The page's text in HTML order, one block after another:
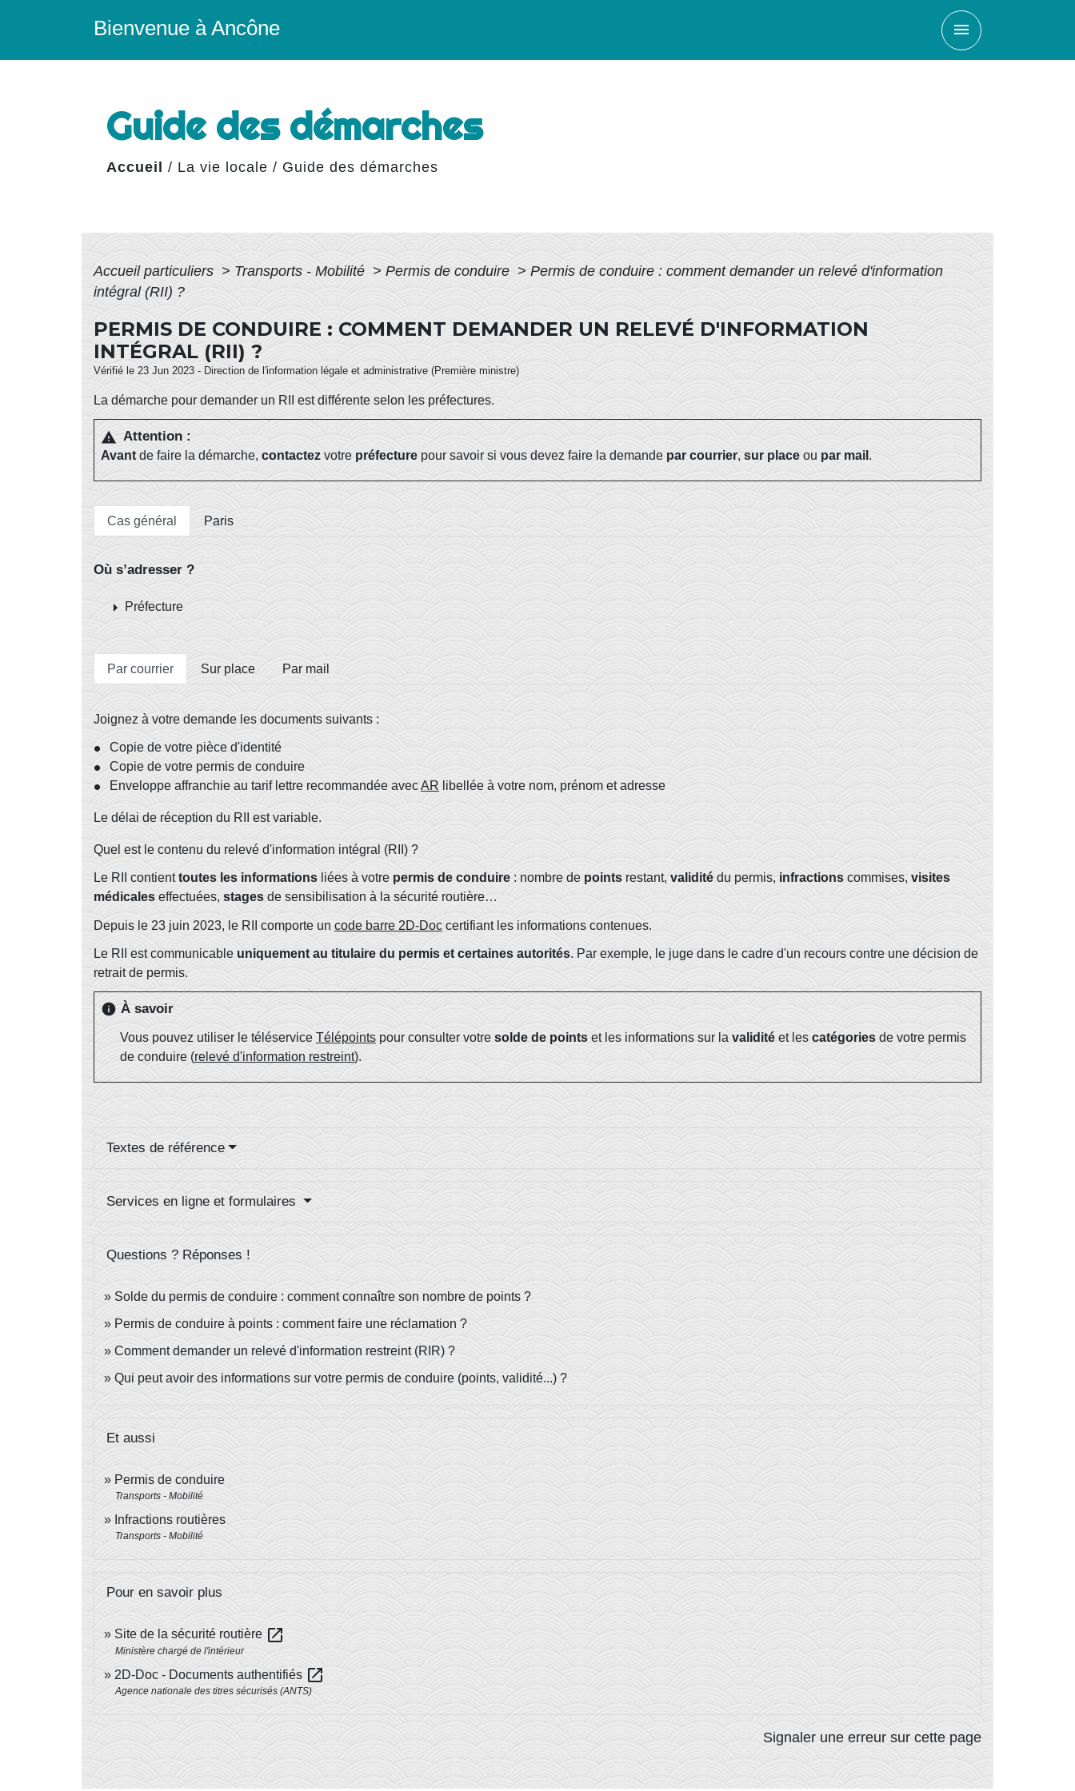
Bienvenue à Ancône menu
Guide des démarches
Accueil / La vie locale / Guide des démarches
Accueil particuliers > Transports - Mobilité > Permis de conduire > Permis de conduire : comment demander un relevé d'information
intégral (RII) ?
PERMIS DE CONDUIRE : COMMENT DEMANDER UN RELEVÉ D'INFORMATION
INTÉGRAL (RII) ?
Vérifié le 23 Jun 2023 - Direction de l'information légale et administrative (Première ministre)
La démarche pour demander un RII est différente selon les préfectures.
warning Attention :
Avantde faire la démarche, contactez votre préfecture pour savoir si vous devez faire la demande par courrier, sur place ou par mail .
Cas général Paris
Où s’adresser ?
arrow_right Préfecture
Par courrier Sur place Par mail
Joignez à votre demande les documents suivants :
Copie de votre pièce d'identité
Copie de votre permis de conduire
Enveloppe affranchie au tarif lettre recommandée avecAR libellée à votre nom, prénom et adresse
Le délai de réception du RII est variable.
Quel est le contenu du relevé d'information intégral (RII) ?
Le RII contienttoutes les informations liées à votre permis de conduire : nombre de points restant, validité du permis, infractions commises, visites
médicales effectuées, stages de sensibilisation à la sécurité routière…
Depuis le 23 juin 2023, le RII comporte un code barre 2D-Doc certifiant les informations contenues.
Le RII est communicable uniquement au titulaire du permis et certaines autorités. Par exemple, le juge dans le cadre d'un recours contre une décision de
retrait de permis.
info À savoir
Vous pouvez utiliser le téléservice Télépoints pour consulter votre solde de points et les informations sur la validité et les catégories de votre permis
de conduire (relevé d'information restreint).
Textes de référence
Services en ligne et formulaires
Questions ? Réponses !
Solde du permis de conduire : comment connaître son nombre de points ?
Permis de conduire à points : comment faire une réclamation ?
Comment demander un relevé d'information restreint (RIR) ?
Qui peut avoir des informations sur votre permis de conduire (points, validité...) ?
Et aussi
Permis de conduire
Transports - Mobilité
Infractions routières
Transports - Mobilité
Pour en savoir plus
Site de la sécurité routière open_in_new
Ministère chargé de l'intérieur
2D-Doc - Documents authentifiés open_in_new
Agence nationale des titres sécurisés (ANTS)
Signaler une erreur sur cette page